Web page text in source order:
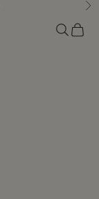
ÅbnÅbn